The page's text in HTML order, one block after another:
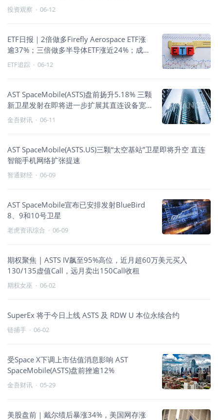
投资观察 · 06-12
ETF日报｜2倍做多Firefly Aerospace ETF涨
逾37%；三倍做多半导体ETF涨近24%；成长
风格领跑
ETF追踪 · 06-12
AST SpaceMobile(ASTS)盘前扬升5.18% 三颗
新卫星发射在即将进一步扩展其直连设备宽
带网络
金吾财讯 · 06-11
AST SpaceMobile(ASTS.US)三颗“太空基站”卫星即将升空 直连
智能手机网络扩张提速
智通财经 · 06-09
AST SpaceMobile宣布已安排发射BlueBird
8、9和10号卫星
老虎资讯综合 · 06-09
期权聚焦 | ASTS IV飙至95%高位，近月超60万美元买入
130/135虚值Call，远月卖出150Call收租
期权女巫 · 06-02
SuperEx 将于今日上线 ASTS 及 RDW U 本位永续合约
链捕手 · 06-02
受Space X下调上市估值消息影响 AST
SpaceMobile(ASTS)盘前挫逾12%
金吾财讯 · 05-29
美股盘前｜戴尔绩后暴涨34%，美国网存涨